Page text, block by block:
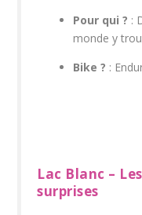
Pour qui ? :
monde y
Bike ? :
Lac Blanc –
surprises